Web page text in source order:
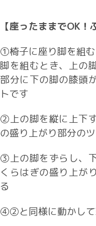
【座ったままでOK！
①椅子に座り脚を組む
脚を組むとき、上の
部分に下の脚の膝頭
トです
②上の脚を縦に上下
の盛り上がり部分の
③上の脚をずらし、
くらはぎの盛り上が
る
④②と同様に動かして